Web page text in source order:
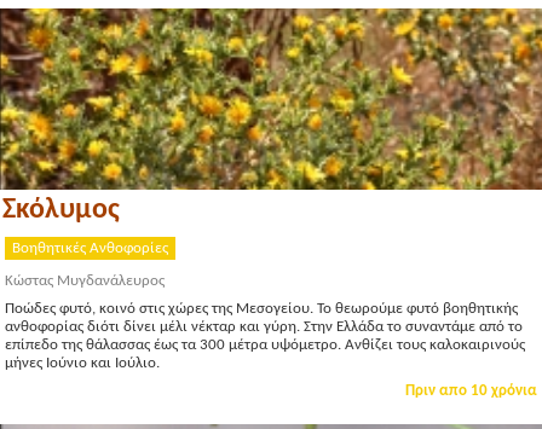
Σκόλυμος
Βοηθητικές Ανθοφορίες
Κώστας Μυγδανάλευρος
Ποώδες φυτό, κοινό στις χώρες της Μεσογείου. Το θεωρούμε φυτό βοηθητικής
ανθοφορίας διότι δίνει μέλι νέκταρ και γύρη. Στην Ελλάδα το συναντάμε από το
επίπεδο της θάλασσας έως τα 300 μέτρα υψόμετρο. Ανθίζει τους καλοκαιρινούς
μήνες Ιούνιο και Ιούλιο.
Πριν απο 10 χρόνια